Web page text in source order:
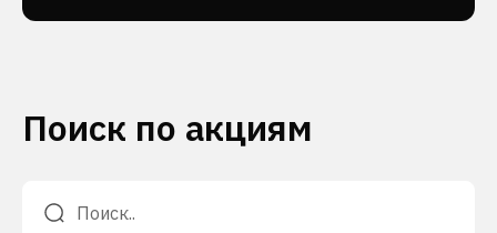
Поиск по акциям